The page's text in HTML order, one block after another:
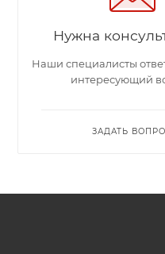
Нужна
Наши специалисты
интересующий
ЗАДАТЬ